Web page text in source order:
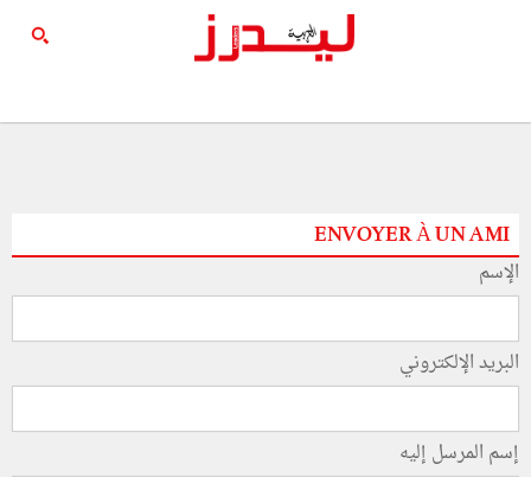
ENVOYER À UN AMI
الإسم
البريد الإلكتروني
إسم المرسل إليه